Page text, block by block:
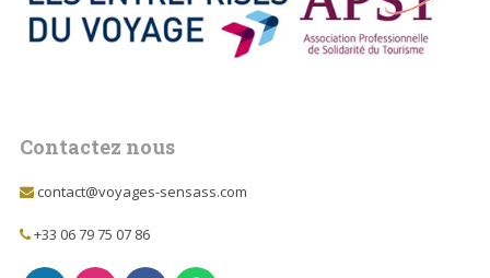
Contactez nous
contact@voyages-sensass.com
+33 06 79 75 07 86